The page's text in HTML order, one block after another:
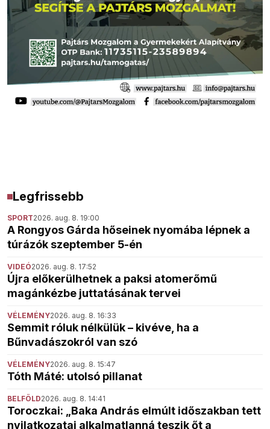
Legfrissebb
SPORT2026. aug. 8. 19:00
A Rongyos Gárda hőseinek nyomába lépnek a
túrázók szeptember 5-én
VIDEÓ2026. aug. 8. 17:52
Újra előkerülhetnek a paksi atomerőmű
magánkézbe juttatásának tervei
VÉLEMÉNY2026. aug. 8. 16:33
Semmit róluk nélkülük – kivéve, ha a
Bűnvadászokról van szó
VÉLEMÉNY2026. aug. 8. 15:47
Tóth Máté: utolsó pillanat
BELFÖLD2026. aug. 8. 14:41
Toroczkai: „Baka András elmúlt időszakban tett
nyilatkozatai alkalmatlanná teszik őt a